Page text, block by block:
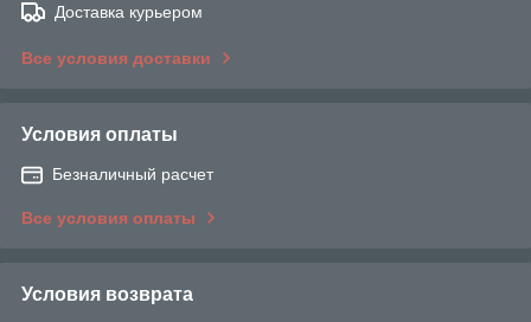
Доставка курьером
Все условия доставки
Условия оплаты
Безналичный расчет
Все условия оплаты
Условия возврата